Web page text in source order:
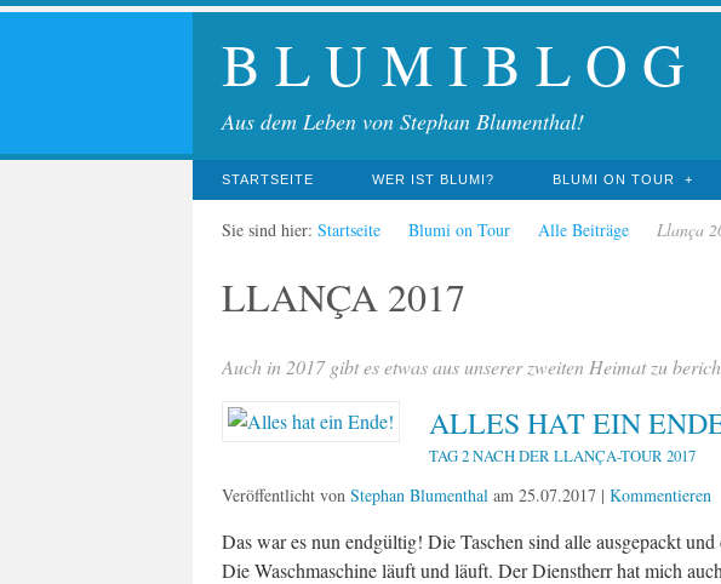
B L U M I B L O G
Aus dem Leben von Stephan Blumenthal!
STARTSEITE WER IST BLUMI? BLUMI ON TOUR
Sie sind hier: Startseite Blumi on Tour Alle Beiträge Llança
LLANÇA 2017
Auch in 2017 gibt es etwas aus unserer zweiten Heimat zu
ALLES HAT EIN
TAG 2 NACH DER LLANÇA-TOUR 2017
Veröffentlicht von Stephan Blumenthal am 25.07.2017| Kommentieren
Das war es nun endgültig! Die Taschen sind alle ausgepackt
Die Waschmaschine läuft und läuft. Der Dienstherr hat mich